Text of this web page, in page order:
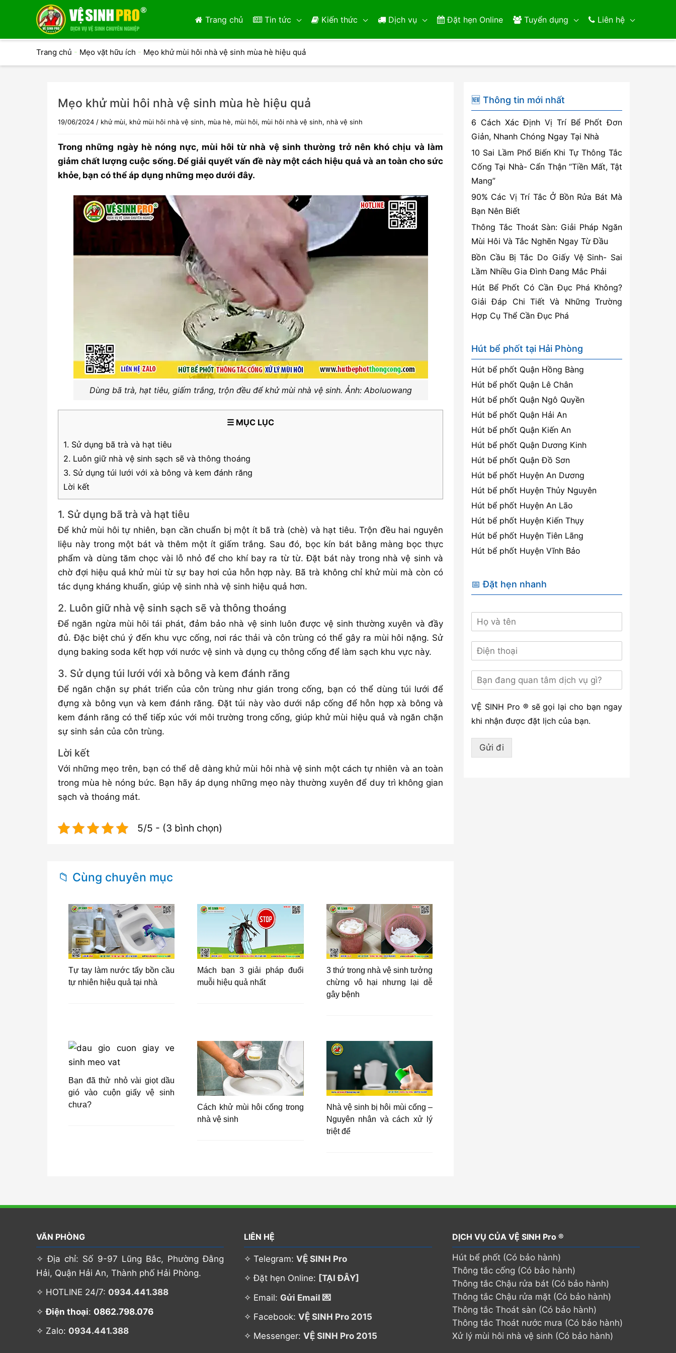
Trang chủ Tin tức Kiến thức Dịch vụ Đặt hẹn Online Tuyển dụng Liên hệ
Trang chủ - Mẹo vặt hữu ích - Mẹo khử mùi hôi nhà vệ sinh mùa hè hiệu quả
Mẹo khử mùi hôi nhà vệ sinh mùa hè hiệu quả
19/06/2024 / khử mùi, khử mùi hôi nhà vệ sinh, mùa hè, mùi hôi, mùi hôi nhà vệ sinh, nhà vệ sinh
Trong những ngày hè nóng nực, mùi hôi từ nhà vệ sinh thường trở nên khó chịu và làm
giảm chất lượng cuộc sống. Để giải quyết vấn đề này một cách hiệu quả và an toàn cho sức
khỏe, bạn có thể áp dụng những mẹo dưới đây.
Dùng bã trà, hạt tiêu, giấm trắng, trộn đều để khử mùi nhà vệ sinh. Ảnh: Aboluowang
☰ MỤC LỤC
1. Sử dụng bã trà và hạt tiêu
2. Luôn giữ nhà vệ sinh sạch sẽ và thông thoáng
3. Sử dụng túi lưới với xà bông và kem đánh răng
Lời kết
1. Sử dụng bã trà và hạt tiêu
Để khử mùi hôi tự nhiên, bạn cần chuẩn bị một ít bã trà (chè) và hạt tiêu. Trộn đều hai nguyên
liệu này trong một bát và thêm một ít giấm trắng. Sau đó, bọc kín bát bằng màng bọc thực
phẩm và dùng tăm chọc vài lỗ nhỏ để cho khí bay ra từ từ. Đặt bát này trong nhà vệ sinh và
chờ đợi hiệu quả khử mùi từ sự bay hơi của hỗn hợp này. Bã trà không chỉ khử mùi mà còn có
tác dụng kháng khuẩn, giúp vệ sinh nhà vệ sinh hiệu quả hơn.
2. Luôn giữ nhà vệ sinh sạch sẽ và thông thoáng
Để ngăn ngừa mùi hôi tái phát, đảm bảo nhà vệ sinh luôn được vệ sinh thường xuyên và đầy
đủ. Đặc biệt chú ý đến khu vực cống, nơi rác thải và côn trùng có thể gây ra mùi hôi nặng. Sử
dụng baking soda kết hợp với nước vệ sinh và dụng cụ thông cống để làm sạch khu vực này.
3. Sử dụng túi lưới với xà bông và kem đánh răng
Để ngăn chặn sự phát triển của côn trùng như gián trong cống, bạn có thể dùng túi lưới để
đựng xà bông vụn và kem đánh răng. Đặt túi này vào dưới nắp cống để hỗn hợp xà bông và
kem đánh răng có thể tiếp xúc với môi trường trong cống, giúp khử mùi hiệu quả và ngăn chặn
sự sinh sản của côn trùng.
Lời kết
Với những mẹo trên, bạn có thể dễ dàng khử mùi hôi nhà vệ sinh một cách tự nhiên và an toàn
trong mùa hè nóng bức. Bạn hãy áp dụng những mẹo này thường xuyên để duy trì không gian
sạch và thoáng mát.
5/5 - (3 bình chọn)
📁 Cùng chuyên mục
Tự tay làm nước tẩy bồn cầu
tự nhiên hiệu quả tại nhà
Mách bạn 3 giải pháp đuổi
muỗi hiệu quả nhất
3 thứ trong nhà vệ sinh tưởng
chừng vô hại nhưng lại dễ
gây bệnh
Bạn đã thử nhỏ vài giọt dầu
gió vào cuộn giấy vệ sinh
chưa?
Cách khử mùi hôi cống trong
nhà vệ sinh
Nhà vệ sinh bị hôi mùi cống –
Nguyên nhân và cách xử lý
triệt để
🆕 Thông tin mới nhất
6 Cách Xác Định Vị Trí Bể Phốt Đơn
Giản, Nhanh Chóng Ngay Tại Nhà
10 Sai Lầm Phổ Biến Khi Tự Thông Tắc
Cống Tại Nhà- Cẩn Thận “Tiền Mất, Tật
Mang”
90% Các Vị Trí Tắc Ở Bồn Rửa Bát Mà
Bạn Nên Biết
Thông Tắc Thoát Sàn: Giải Pháp Ngăn
Mùi Hôi Và Tắc Nghẽn Ngay Từ Đầu
Bồn Cầu Bị Tắc Do Giấy Vệ Sinh- Sai
Lầm Nhiều Gia Đình Đang Mắc Phải
Hút Bể Phốt Có Cần Đục Phá Không?
Giải Đáp Chi Tiết Và Những Trường
Hợp Cụ Thể Cần Đục Phá
Hút bể phốt tại Hải Phòng
Hút bể phốt Quận Hồng Bàng
Hút bể phốt Quận Lê Chân
Hút bể phốt Quận Ngô Quyền
Hút bể phốt Quận Hải An
Hút bể phốt Quận Kiến An
Hút bể phốt Quận Dương Kinh
Hút bể phốt Quận Đồ Sơn
Hút bể phốt Huyện An Dương
Hút bể phốt Huyện Thủy Nguyên
Hút bể phốt Huyện An Lão
Hút bể phốt Huyện Kiến Thụy
Hút bể phốt Huyện Tiên Lãng
Hút bể phốt Huyện Vĩnh Bảo
📅 Đặt hẹn nhanh
VỆ SINH Pro ® sẽ gọi lại cho bạn ngay
khi nhận được đặt lịch của bạn.
Gửi đi
VĂN PHÒNG
✧ Địa chỉ: Số 9-97 Lũng Bắc, Phường Đằng
Hải, Quận Hải An, Thành phố Hải Phòng.
✧ HOTLINE 24/7: 0934.441.388
✧Điện thoại: 0862.798.076
✧ Zalo: 0934.441.388
LIÊN HỆ
✧ Telegram:VỆ SINH Pro
✧ Đặt hẹn Online: [TẠI ĐÂY]
✧ Email: Gửi Email 💌
✧ Facebook:VỆ SINH Pro 2015
✧ Messenger:VỆ SINH Pro 2015
DỊCH VỤ CỦA VỆ SINH Pro ®
Hút bể phốt (Có bảo hành)
Thông tắc cống (Có bảo hành)
Thông tắc Chậu rửa bát (Có bảo hành)
Thông tắc Chậu rửa mặt (Có bảo hành)
Thông tắc Thoát sàn (Có bảo hành)
Thông tắc Thoát nước mưa (Có bảo hành)
Xử lý mùi hôi nhà vệ sinh (Có bảo hành)